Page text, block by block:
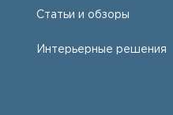
Статьи и обзоры
Интерьерные решения